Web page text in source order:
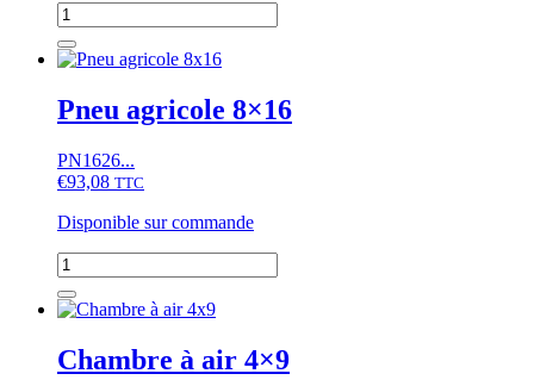
quantité
de
Chambre
air
4x14
Pneu agricole 8×16
PN1626...
€93,08 TTC
Disponible sur commande
quantité
de
Pneu
8x16
Chambre à air 4×9